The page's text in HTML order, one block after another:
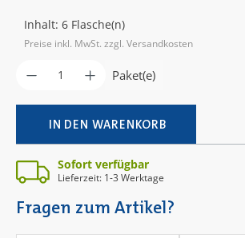
Inhalt: 6 Flasche(n)
Preise inkl. MwSt. zzgl. Versandkosten
Produkt Anzahl: Gib den
Paket(e)
IN DEN WARENKORB
Sofort verfügbar
Lieferzeit: 1-3 Werktage
Fragen zum Artikel?